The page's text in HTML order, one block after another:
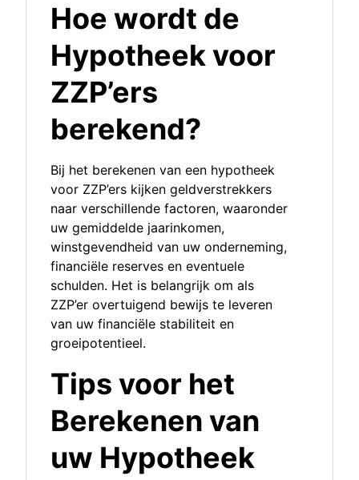
Hoe wordt de
Hypotheek voor
ZZP’ers
berekend?
Bij het berekenen van een hypotheek
voor ZZP’ers kijken geldverstrekkers
naar verschillende factoren, waaronder
uw gemiddelde jaarinkomen,
winstgevendheid van uw onderneming,
financiële reserves en eventuele
schulden. Het is belangrijk om als
ZZP’er overtuigend bewijs te leveren
van uw financiële stabiliteit en
groeipotentieel.
Tips voor het
Berekenen van
uw Hypotheek